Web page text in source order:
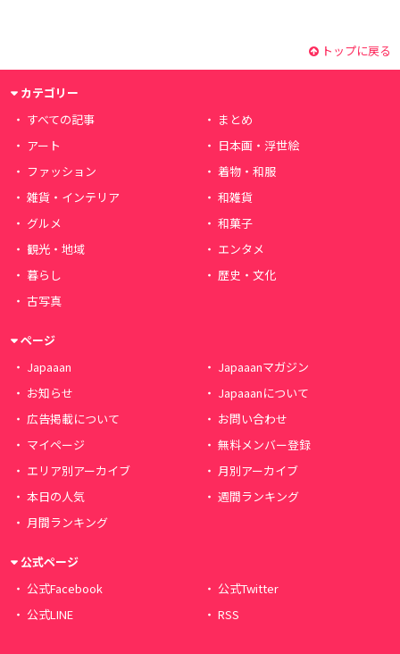
トップに戻る
カテゴリー
すべての記事
まとめ
アート
日本画・浮世絵
ファッション
着物・和服
雑貨・インテリア
和雑貨
グルメ
和菓子
観光・地域
エンタメ
暮らし
歴史・文化
古写真
ページ
Japaaan
Japaaanマガジン
お知らせ
Japaaanについて
広告掲載について
お問い合わせ
マイページ
無料メンバー登録
エリア別アーカイブ
月別アーカイブ
本日の人気
週間ランキング
月間ランキング
公式ページ
公式Facebook
公式Twitter
公式LINE
RSS